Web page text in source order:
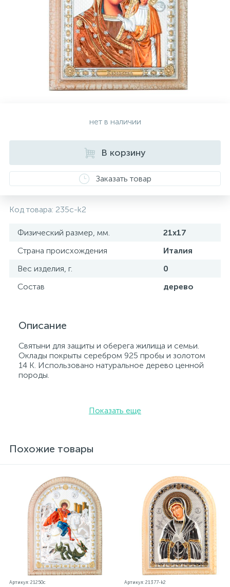
нет в наличии
В корзину
Заказать товар
Код товара: 235c-k2
Физический размер, мм.
21х17
Страна происхождения
Италия
Вес изделия, г.
0
Состав
дерево
Описание
Святыни для защиты и оберега жилища и семьи.
Оклады покрыты серебром 925 пробы и золотом
14 К. Использовано натуральное дерево ценной
породы.
Показать еще
Похожие товары
Артикул: 21250с Артикул: 21377-k2
Серебряные колье
Серебряные цепочки
Серебряные аксессуары
Серебряные сувениры
Золотые серьги
Золотые цепи